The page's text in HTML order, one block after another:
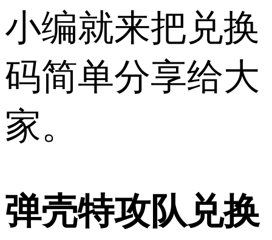
小编就来把兑换
码简单分享给大
家。
弹壳特攻队兑换